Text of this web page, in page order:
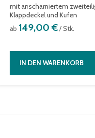
mit anscharniertem
Klappdeckel und Kufen
ab 149,00 €/ Stk.
IN DEN WARENKORB